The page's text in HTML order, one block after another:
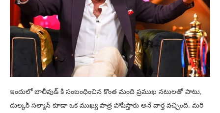
ఇందులో బాలీవుడ్ కి సంబంధించిన కొంత మంది ప్రముఖ నటులతో పాటు,
దుల్కర్ సల్మాన్ కూడా ఒక ముఖ్య పాత్ర పోషిస్తారు అనే వార్త వచ్చింది. మరి